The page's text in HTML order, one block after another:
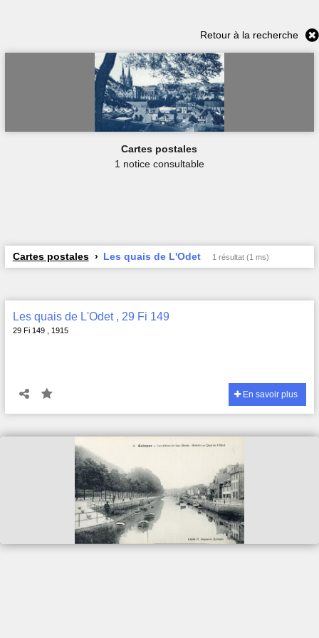
Retour à la recherche
Cartes postales
1 notice consultable
Cartes postales Les quais de L'Odet 1 résultat (1 ms)
Les quais de L'Odet , 29 Fi 149
29 Fi 149 , 1915
En savoir plus